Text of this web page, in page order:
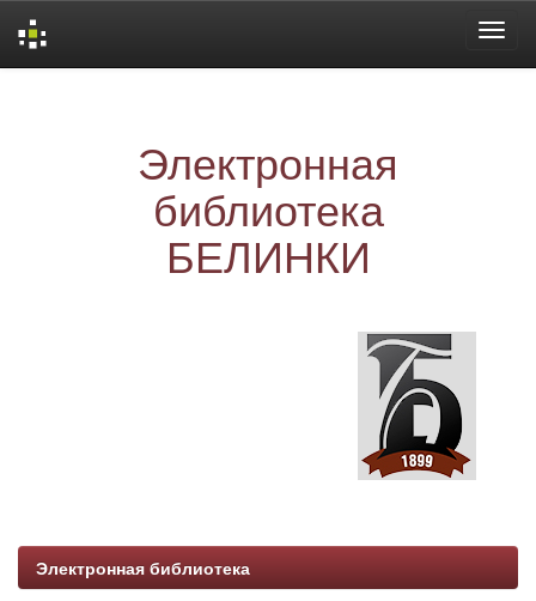
Электронная
библиотека
БЕЛИНКИ
Электронная библиотека